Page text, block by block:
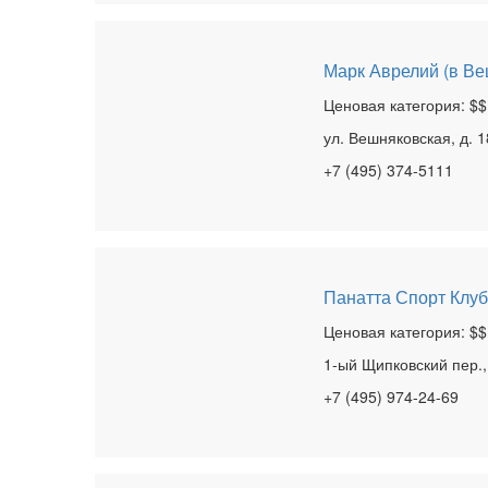
Марк Аврелий (в
Ценовая категория: $$
ул. Вешняковская, д.
+7 (495) 374-5111
Панатта Спорт Клуб
Ценовая категория: $$
1-ый Щипковский пер.,
+7 (495) 974-24-69